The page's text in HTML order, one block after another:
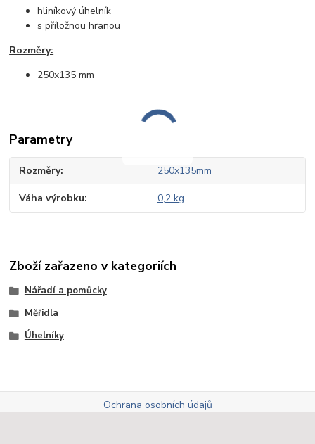
hliníkový úhelník
s příložnou hranou
Rozměry:
250x135 mm
Parametry
Rozměry 250x135mm
Váha výrobku 0,2 kg
Zboží zařazeno v kategoriích
Nářadí a pomůcky
Měřidla
Úhelníky
Ochrana osobních údajů